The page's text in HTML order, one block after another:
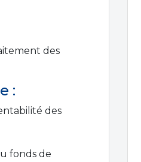
des
:
des
fonds de